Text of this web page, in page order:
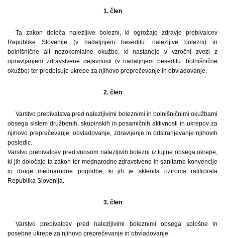
1. člen
Ta zakon določa nalezljive bolezni, ki ogrožajo zdravje prebivalcev
Republike Slovenije (v nadaljnjem besedilu: nalezljive bolezni) in
bolnišnične ali nozokomialne okužbe, ki nastanejo v vzročni zvezi z
opravljanjem zdravstvene dejavnosti (v nadaljnjem besedilu: bolnišnične
okužbe) ter predpisuje ukrepe za njihovo preprečevanje in obvladovanje.
2. člen
Varstvo prebivalstva pred nalezljivimi boleznimi in bolnišničnimi okužbami
obsega sistem družbenih, skupinskih in posamičnih aktivnosti in ukrepov za
njihovo preprečevanje, obvladovanje, zdravljenje in odstranjevanje njihovih
posledic.
Varstvo prebivalcev pred vnosom nalezljivih bolezni iz tujine obsega ukrepe,
ki jih določajo ta zakon ter mednarodne zdravstvene in sanitarne konvencije
in druge mednarodne pogodbe, ki jih je sklenila oziroma ratificirala
Republika Slovenija.
3. člen
Varstvo prebivalcev pred nalezljivimi boleznimi obsega splošne in
posebne ukrepe za njihovo preprečevanje in obvladovanje.